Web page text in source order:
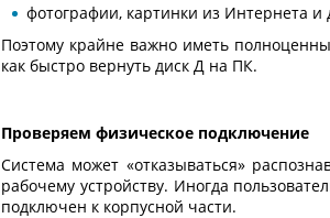
фотографии, картинки из Интернета и
Поэтому крайне важно иметь
как быстро вернуть диск Д на ПК.
Проверяем физическое подключение
Система может «отказываться»
рабочему устройству. Иногда
подключен к корпусной части.